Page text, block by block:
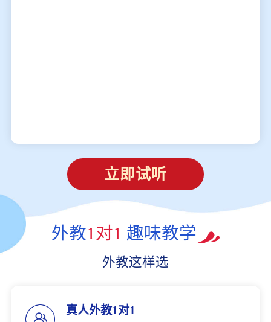
立即试听
外教1对1 趣味教学
外教这样选
真人外教1对1